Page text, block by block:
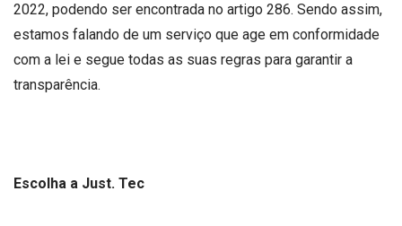
2022, podendo ser encontrada no artigo 286. Sendo assim,
estamos falando de um serviço que age em conformidade
com a lei e segue todas as suas regras para garantir a
transparência.
Escolha a Just. Tec